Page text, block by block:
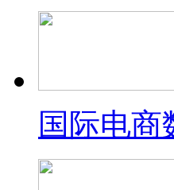
国际电